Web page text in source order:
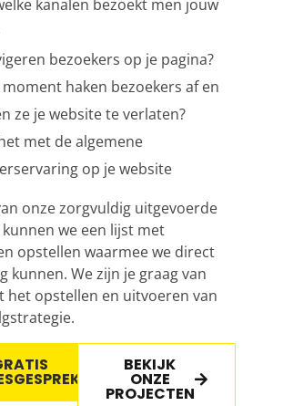
kanalen bezoekt men jouw
bezoekers op je pagina?
haken bezoekers af en
ze je website te verlaten?
met de algemene
op je website
onze zorgvuldig uitgevoerde
kunnen we een lijst met
opstellen waarmee we direct
kunnen. We zijn je graag van
het opstellen en uitvoeren van
BEKIJK
ONZE
PROJECTEN